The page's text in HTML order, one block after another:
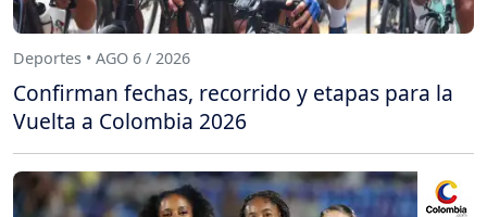
Deportes • AGO 6 / 2026
Confirman fechas, recorrido y etapas para la
Vuelta a Colombia 2026